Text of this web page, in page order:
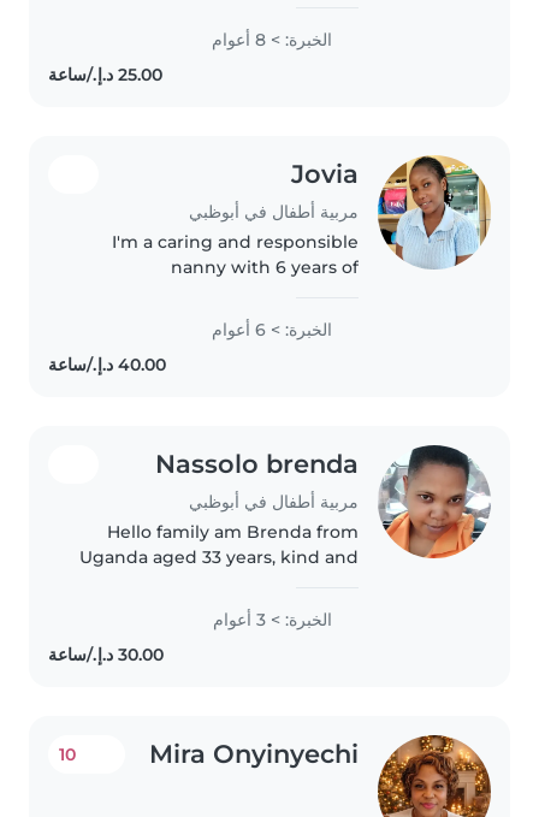
4years in abudhabi I love kids so
much and am looking forward to
take care of your kids you can
الخبرة: > 8 أعوام
Jovia
مربية أطفال في أبوظبي
I'm a caring and responsible
nanny with 6 years of
gradeschoolers. I have a
Bachelor's degree and love
engaging kids with drawing,
الخبرة: > 6 أعوام
Nassolo brenda
مربية أطفال في أبوظبي
Hello family am Brenda from
Uganda aged 33 years, kind and
kids. Am a hardworking lady
with experience of 3 years in
UAE and 2 years in Oman, I can
الخبرة: > 3 أعوام
Mira Onyinyechi
10